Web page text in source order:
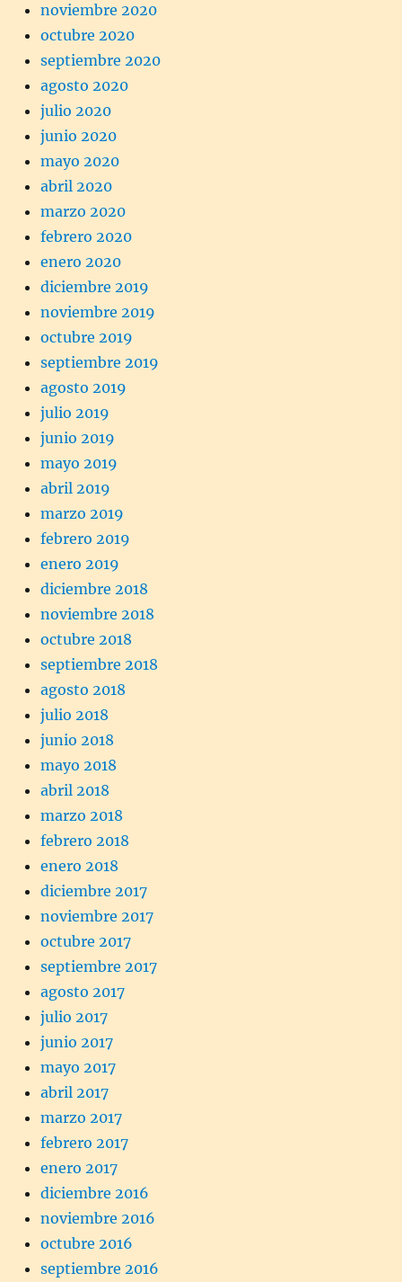
noviembre 2020
octubre 2020
septiembre 2020
agosto 2020
julio 2020
junio 2020
mayo 2020
abril 2020
marzo 2020
febrero 2020
enero 2020
diciembre 2019
noviembre 2019
octubre 2019
septiembre 2019
agosto 2019
julio 2019
junio 2019
mayo 2019
abril 2019
marzo 2019
febrero 2019
enero 2019
diciembre 2018
noviembre 2018
octubre 2018
septiembre 2018
agosto 2018
julio 2018
junio 2018
mayo 2018
abril 2018
marzo 2018
febrero 2018
enero 2018
diciembre 2017
noviembre 2017
octubre 2017
septiembre 2017
agosto 2017
julio 2017
junio 2017
mayo 2017
abril 2017
marzo 2017
febrero 2017
enero 2017
diciembre 2016
noviembre 2016
octubre 2016
septiembre 2016